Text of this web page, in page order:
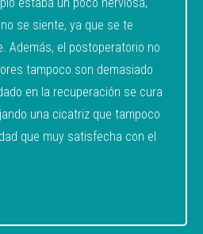
se siente, ya que se te
Además, el postoperatorio no
tampoco son demasiado
en la recuperación se cura
una cicatriz que tampoco
que muy satisfecha con el